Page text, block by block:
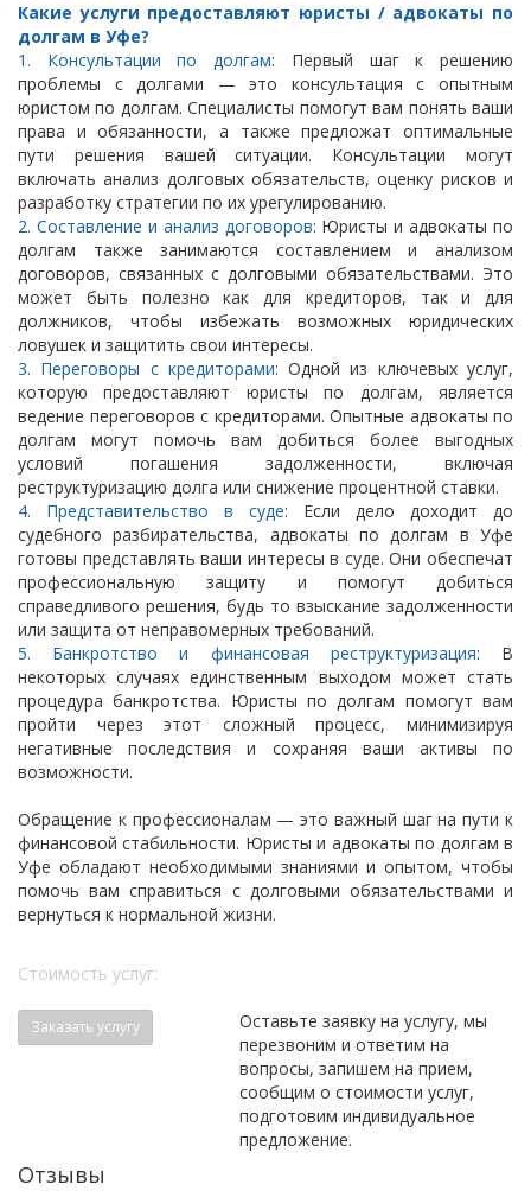
Какие услуги предоставляют юристы / адвокаты по
долгам в Уфе?
1. Консультации по долгам: Первый шаг к решению
проблемы с долгами — это консультация с опытным
юристом по долгам. Специалисты помогут вам понять ваши
права и обязанности, а также предложат оптимальные
пути решения вашей ситуации. Консультации могут
включать анализ долговых обязательств, оценку рисков и
разработку стратегии по их урегулированию.
2. Составление и анализ договоров: Юристы и адвокаты по
долгам также занимаются составлением и анализом
договоров, связанных с долговыми обязательствами. Это
может быть полезно как для кредиторов, так и для
должников, чтобы избежать возможных юридических
ловушек и защитить свои интересы.
3. Переговоры с кредиторами: Одной из ключевых услуг,
которую предоставляют юристы по долгам, является
ведение переговоров с кредиторами. Опытные адвокаты по
долгам могут помочь вам добиться более выгодных
условий погашения задолженности, включая
реструктуризацию долга или снижение процентной ставки.
4. Представительство в суде: Если дело доходит до
судебного разбирательства, адвокаты по долгам в Уфе
готовы представлять ваши интересы в суде. Они обеспечат
профессиональную защиту и помогут добиться
справедливого решения, будь то взыскание задолженности
или защита от неправомерных требований.
5. Банкротство и финансовая реструктуризация: В
некоторых случаях единственным выходом может стать
процедура банкротства. Юристы по долгам помогут вам
пройти через этот сложный процесс, минимизируя
негативные последствия и сохраняя ваши активы по
возможности.
Обращение к профессионалам — это важный шаг на пути к
финансовой стабильности. Юристы и адвокаты по долгам в
Уфе обладают необходимыми знаниями и опытом, чтобы
помочь вам справиться с долговыми обязательствами и
вернуться к нормальной жизни.
Стоимость услуг:
Заказать услугу
Оставьте заявку на услугу, мы
перезвоним и ответим на
вопросы, запишем на прием,
сообщим о стоимости услуг,
подготовим индивидуальное
предложение.
Отзывы